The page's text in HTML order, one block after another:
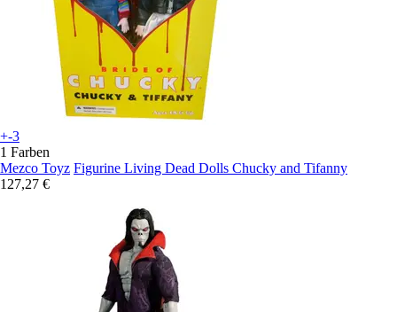
+-3
1 Farben
Mezco Toyz Figurine Living Dead Dolls Chucky and Tifanny
127,27 €